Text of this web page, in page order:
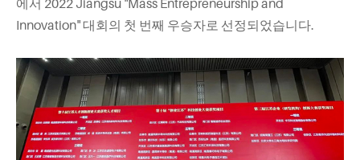
에서 2022 Jiangsu "Mass Entrepreneurship and
Innovation" 대회의 첫 번째 우승자로 선정되었습니다.